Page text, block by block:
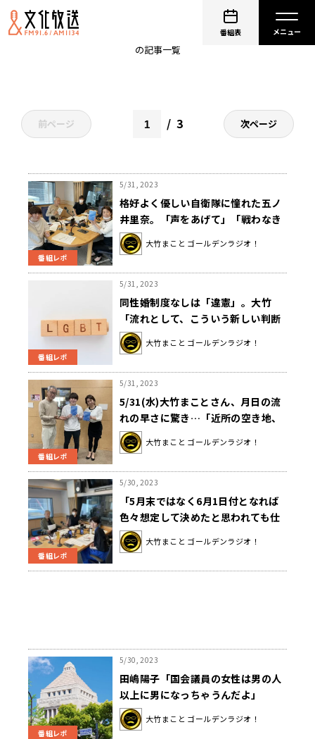
番組表
の記事一覧
前ページ 3 次ページ
番組レポ
5/31, 2023
格好よく優しい自衛隊に憧れた五ノ
井里奈。「声をあげて」「戦わなき
ゃいけない」
大竹まこと ゴールデンラジオ！
番組レポ
5/31, 2023
同性婚制度なしは「違憲」。大竹
「流れとして、こういう新しい判断
が下っていくんじゃないかな」
大竹まこと ゴールデンラジオ！
番組レポ
5/31, 2023
5/31(水)大竹まことさん、月日の流
れの早さに驚き…「近所の空き地、
こないだまで何が建ってたか覚えて
ないよ…」
大竹まこと ゴールデンラジオ！
番組レポ
5/30, 2023
「5月末ではなく6月1日付となれば
色々想定して決めたと思われても仕
方ない」大竹まこと、総理長男の更
迭対応を疑問視
大竹まこと ゴールデンラジオ！
番組レポ
5/30, 2023
田嶋陽子「国会議員の女性は男の人
以上に男になっちゃうんだよ」
大竹まこと ゴールデンラジオ！